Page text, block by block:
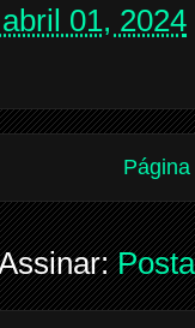
01, 2024